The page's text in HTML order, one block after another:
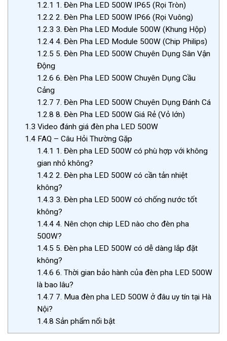
1.2.1 1. Đèn Pha LED 500W IP65 (Rọi Tròn)
1.2.2 2. Đèn Pha LED 500W IP66 (Rọi Vuông)
1.2.3 3. Đèn Pha LED Module 500W (Khung Hộp)
1.2.44. Đèn Pha LED Module 500W (Chip Philips)
1.2.5 5. Đèn Pha LED 500W Chuyên Dụng Sân Vận
Động
1.2.6 6. Đèn Pha LED 500W Chuyên Dụng Cầu
Cảng
1.2.7 7. Đèn Pha LED 500W Chuyên Dụng Đánh Cá
1.2.8 8. Đèn Pha LED 500W Giá Rẻ (Vỏ lớn)
1.3 Video đánh giá đèn pha LED 500W
1.4 FAQ – Câu Hỏi Thường Gặp
1.4.1 1. Đèn pha LED 500W có phù hợp với không
gian nhỏ không?
1.4.2 2. Đèn pha LED 500W có cần tản nhiệt
không?
1.4.3 3. Đèn pha LED 500W có chống nước tốt
không?
1.4.44. Nên chọn chip LED nào cho đèn pha
500W?
1.4.5 5. Đèn pha LED 500W có dễ dàng lắp đặt
không?
1.4.6 6. Thời gian bảo hành của đèn pha LED 500W
là bao lâu?
1.4.7 7. Mua đèn pha LED 500W ở đâu uy tín tại Hà
Nội?
1.4.8 Sản phẩm nổi bật